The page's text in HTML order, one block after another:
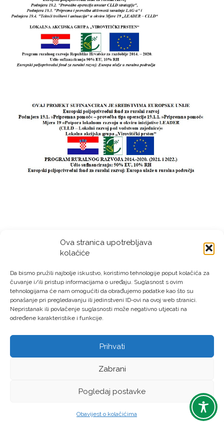
Ova stranica upotrebljava
kolačiće
Da bismo pružili najbolje iskustvo, koristimo tehnologije poput kolačića za
čuvanje i/ili pristup informacijama o uređaju. Suglasnost s ovim
tehnologijama će nam omogućiti da obrađujemo podatke kao što su
ponašanje pri pregledavanju ili jedinstveni ID-ovi na ovoj web stranici.
Nepristanak ili povlačenje suglasnosti može negativno utjecati na
određene karakteristike i funkcije.
Prihvati
Zabrani
Pogledaj postavke
Obavijest o kolačićima
LAG “Virovitički prsten” © Sva prava pridržana – Izrada:
LM DIGITAL